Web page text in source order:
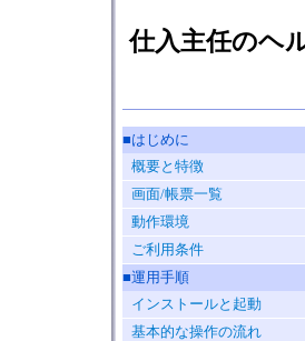
仕入主任のヘ
■はじめに
概要と特徴
画面/帳票一覧
動作環境
ご利用条件
■運用手順
インストールと起動
基本的な操作の流れ